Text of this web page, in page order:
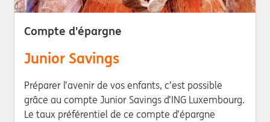
Compte d'épargne
Junior Savings
Préparer l’avenir de vos enfants, c’est possible
grâce au compte Junior Savings d’ING Luxembourg.
Le taux préférentiel de ce compte d’épargne